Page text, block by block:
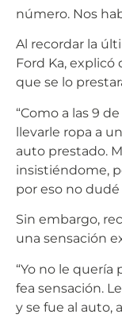
número. Nos
Al recordar la
Ford Ka, explicó
que se lo
“Como a las 9
llevarle ropa a
auto prestado.
insistiéndome,
por eso no
Sin embargo,
una sensación
“Yo no le
fea sensación.
y se fue al auto,